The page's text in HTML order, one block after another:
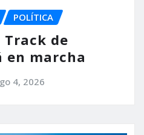
POLÍTICA
de
en marcha
4, 2026